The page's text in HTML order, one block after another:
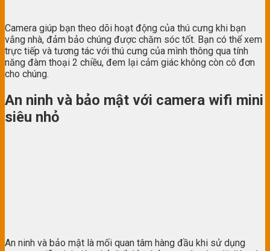
Camera giúp bạn theo dõi hoạt động của thú cưng khi bạn
vắng nhà, đảm bảo chúng được chăm sóc tốt. Bạn có thể xem
trực tiếp và tương tác với thú cưng của mình thông qua tính
năng đàm thoại 2 chiều, đem lại cảm giác không còn cô đơn
cho chúng.
An ninh và bảo mật với camera wifi mini
siêu nhỏ
An ninh và bảo mật là mối quan tâm hàng đầu khi sử dụng